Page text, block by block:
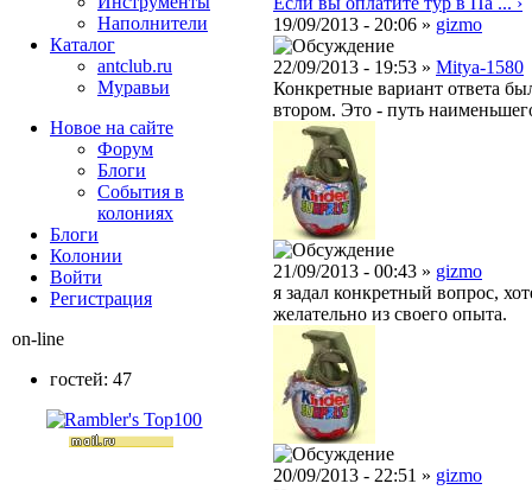
19/09/2013 - 20:06 » gizmo
22/09/2013 - 19:53 » Mitya-1580
Конкретные вариант ответа
втором. Это - путь
21/09/2013 - 00:43 » gizmo
я задал конкретный вопрос,
желательно из своего опыта.
20/09/2013 - 22:51 » gizmo
Наполнители
Каталог
antclub.ru
Муравьи
Новое на сайте
Форум
Блоги
События в
колониях
Блоги
Колонии
Войти
Peгиcтpaция
on-line
гостей: 47